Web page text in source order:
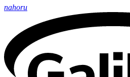
nahoru